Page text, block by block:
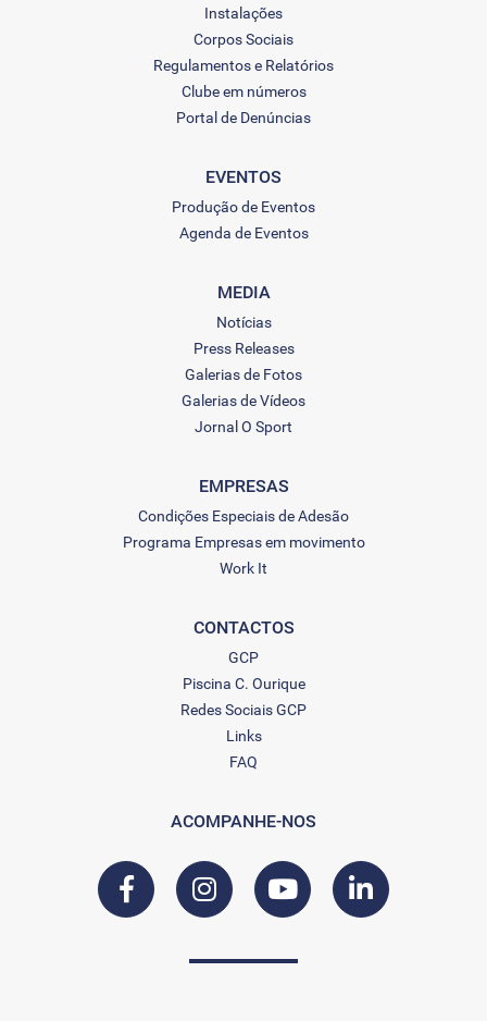
Instalações
Corpos Sociais
Regulamentos e Relatórios
Clube em números
Portal de Denúncias
EVENTOS
Produção de Eventos
Agenda de Eventos
MEDIA
Notícias
Press Releases
Galerias de Fotos
Galerias de Vídeos
Jornal O Sport
EMPRESAS
Condições Especiais de Adesão
Programa Empresas em movimento
Work It
CONTACTOS
GCP
Piscina C. Ourique
Redes Sociais GCP
Links
FAQ
ACOMPANHE-NOS